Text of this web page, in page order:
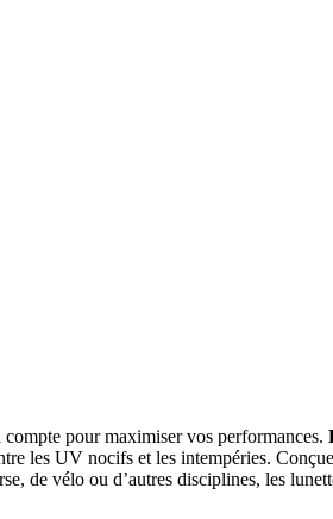
pour maximiser vos performances.
les UV nocifs et les intempéries.
de vélo ou d’autres disciplines, les